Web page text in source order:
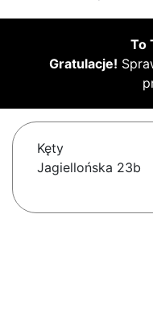
To
Gratulacje!
Kęty
Jagiellońska 23b